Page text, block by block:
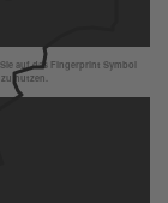
auf das Fingerprint Symbol
nutzen.